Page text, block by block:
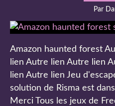
Par
Amazon haunted forest
lien Autre lien Autre lien
lien Autre lien Jeu
solution de Risma est
Merci Tous les jeux de